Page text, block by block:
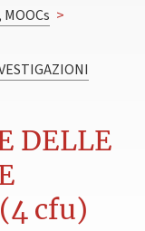
>
DELLE
cfu)